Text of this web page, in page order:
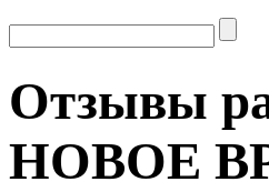
Отзывы
НОВОЕ